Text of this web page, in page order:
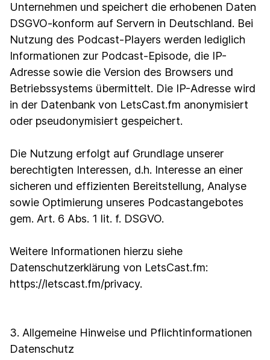
Unternehmen und speichert die erhobenen Daten
DSGVO-konform auf Servern in Deutschland. Bei
Nutzung des Podcast-Players werden lediglich
Informationen zur Podcast-Episode, die IP-
Adresse sowie die Version des Browsers und
Betriebssystems übermittelt. Die IP-Adresse wird
in der Datenbank von LetsCast.fm anonymisiert
oder pseudonymisiert gespeichert.
Die Nutzung erfolgt auf Grundlage unserer
berechtigten Interessen, d.h. Interesse an einer
sicheren und effizienten Bereitstellung, Analyse
sowie Optimierung unseres Podcastangebotes
gem. Art. 6 Abs. 1 lit. f. DSGVO.
Weitere Informationen hierzu siehe
Datenschutzerklärung von LetsCast.fm:
https://letscast.fm/privacy.
3. Allgemeine Hinweise und Pflicht­informationen
Datenschutz